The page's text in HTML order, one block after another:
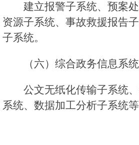
建立报警子系统、预案
资源子系统、事故救援报告
子系统。
（六）综合政务信息系
公文无纸化传输子系统
系统、数据加工分析子系统等